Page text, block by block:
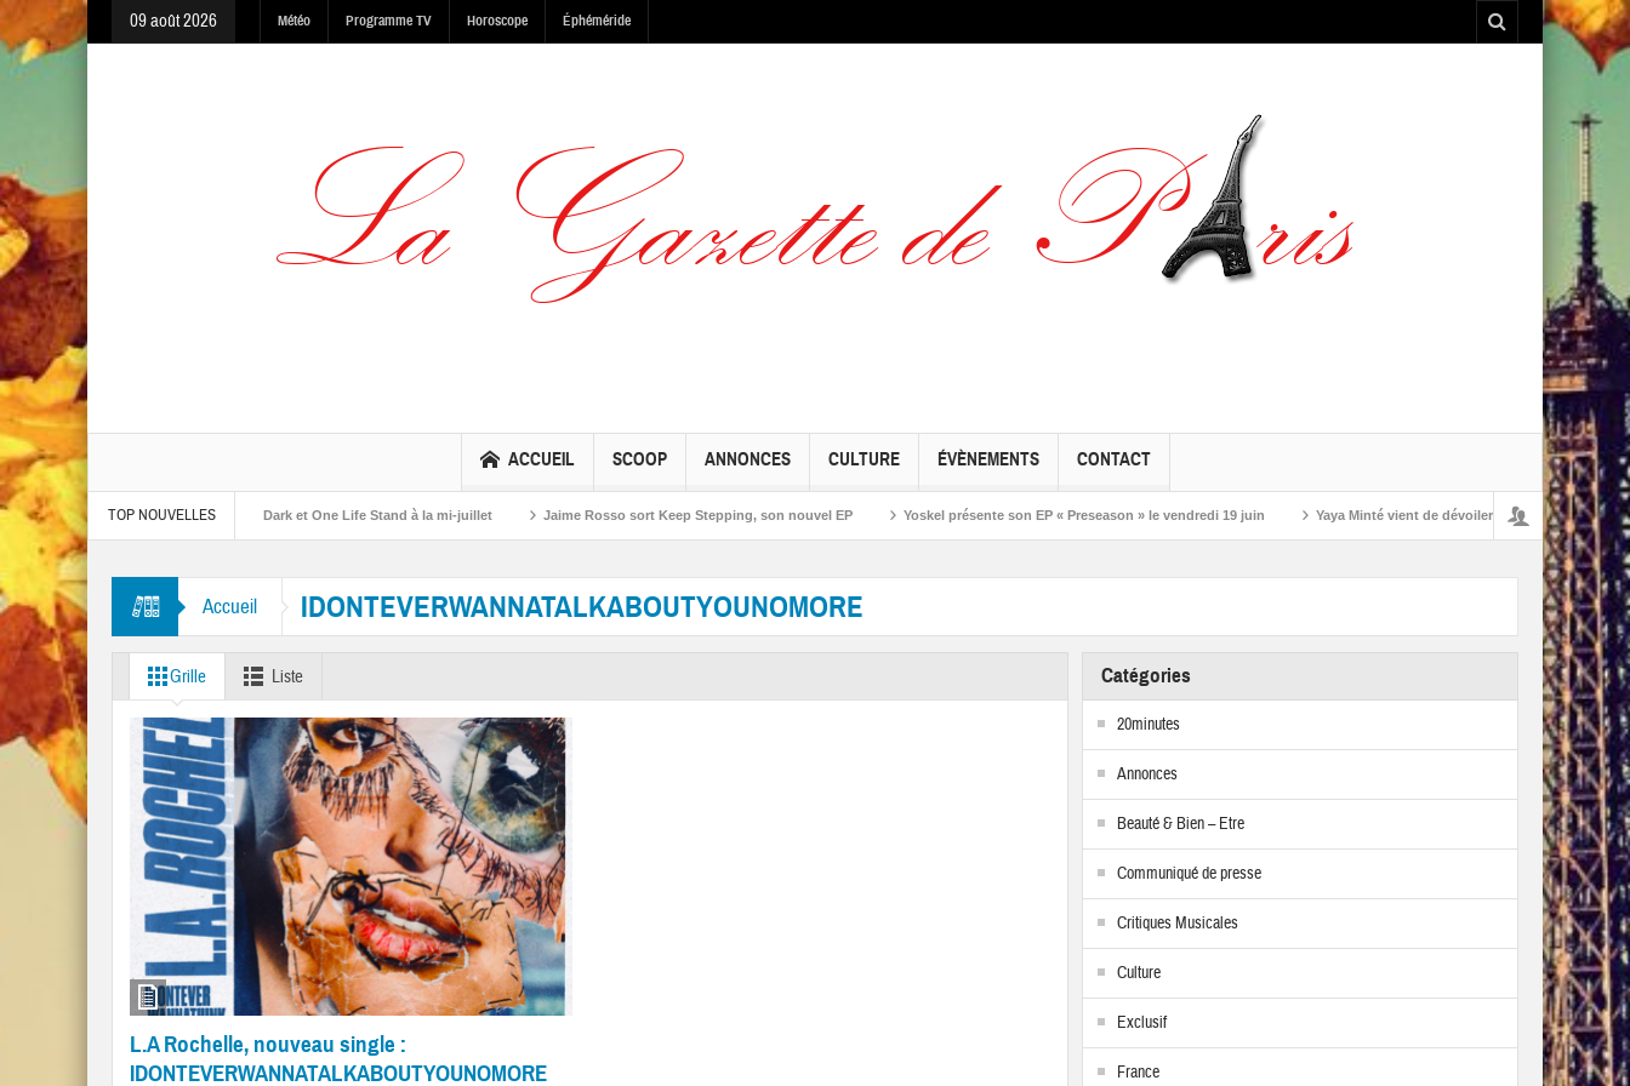
09 août 2026 Météo Programme TV Horoscope Éphéméride
ACCUEIL SCOOP ANNONCES CULTURE ÉVÈNEMENTS CONTACT
TOP NOUVELLES
The Warning, Made In The Dark et One Life Stand à la mi-juillet Jaime Rosso sort Keep Stepping, son nouvel EP Yoskel présente son EP « Preseason » le vendredi 19 juin Yaya Minté vient de dévoiler ‘So’, son premier album
“Mr. Tambourine Man” et “Like A Rolling Stone”
Accueil IDONTEVERWANNATALKABOUTYOUNOMORE
Grille Liste
L.A Rochelle, nouveau single :
IDONTEVERWANNATALKABOUTYOUNOMORE
Catégories
20minutes
Annonces
Beauté & Bien – Etre
Communiqué de presse
Critiques Musicales
Culture
Exclusif
France